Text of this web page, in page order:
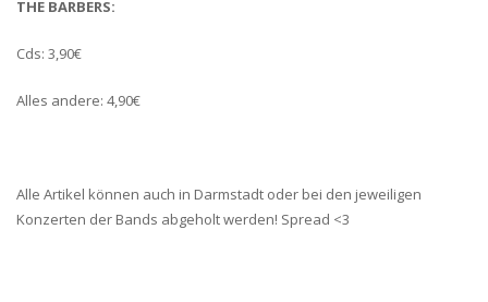
THE BARBERS:
Cds: 3,90€
Alles andere: 4,90€
Alle Artikel können auch in Darmstadt oder bei den jeweiligen
Konzerten der Bands abgeholt werden! Spread <3